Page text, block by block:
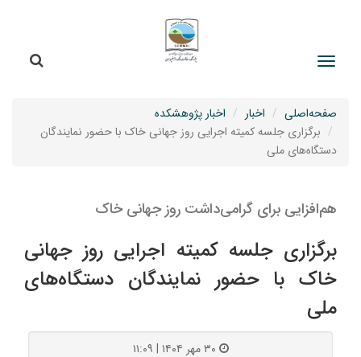
صفحه‌اصلی اخبار
اخبار پژوهشکده
برگزاری جلسه کمیته اجرایی روز جهانی خاک با حضور نمایندگان
دستگاه‌های ملی
هم‌افزایی برای گرامی‌داشت روز جهانی خاک
برگزاری جلسه کمیته اجرایی روز جهانی
خاک با حضور نمایندگان دستگاه‌های
ملی